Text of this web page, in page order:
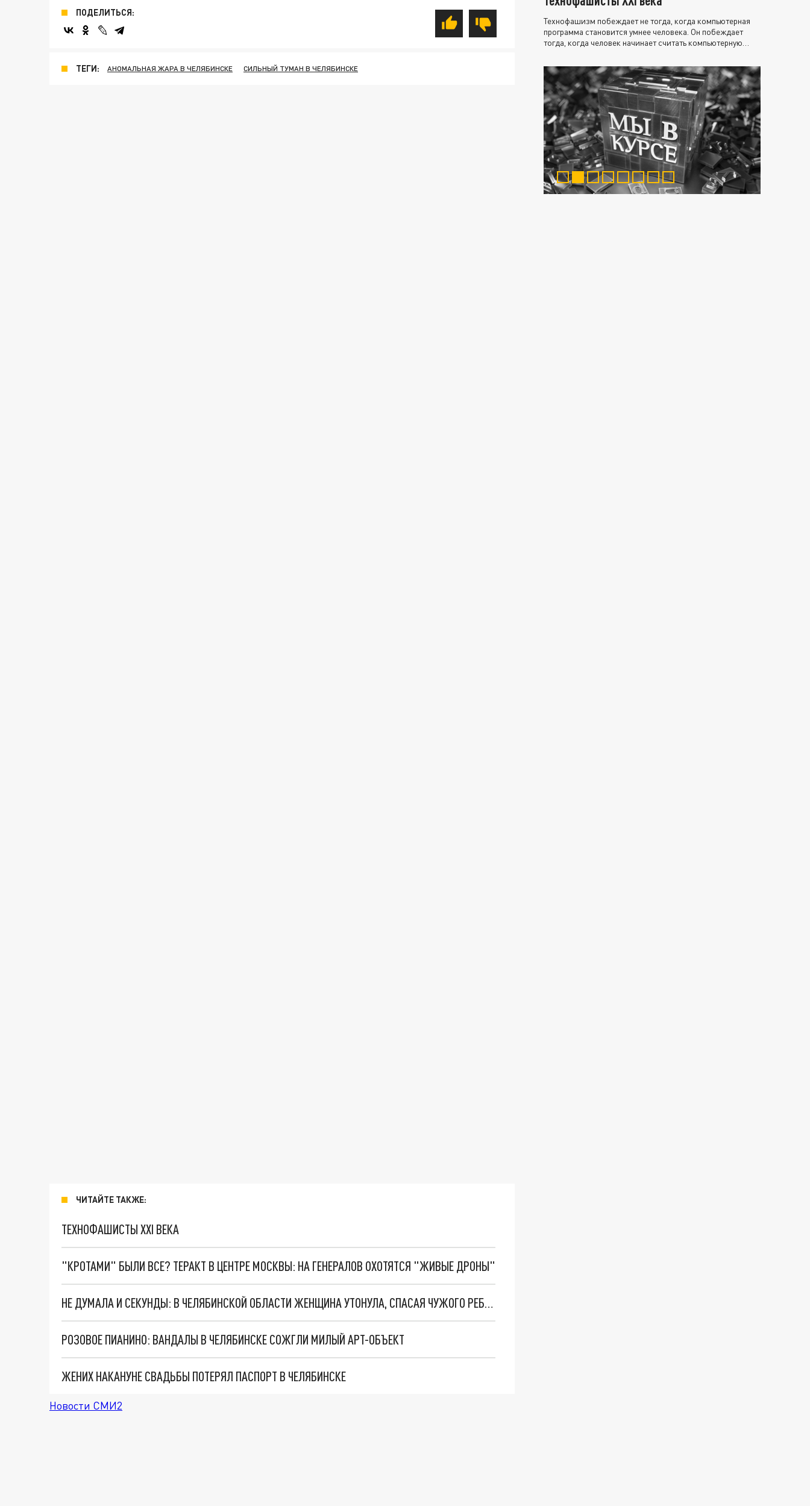
ПОДЕЛИТЬСЯ:
ТЕГИ: АНОМАЛЬНАЯ ЖАРА В ЧЕЛЯБИНСКЕ СИЛЬНЫЙ ТУМАН В ЧЕЛЯБИНСКЕ
ЧИТАЙТЕ ТАКЖЕ:
ТЕХНОФАШИСТЫ XXI ВЕКА
"КРОТАМИ" БЫЛИ ВСЕ? ТЕРАКТ В ЦЕНТРЕ МОСКВЫ: НА ГЕНЕРАЛОВ ОХОТЯТСЯ "ЖИВЫЕ ДРОНЫ"
НЕ ДУМАЛА И СЕКУНДЫ: В ЧЕЛЯБИНСКОЙ ОБЛАСТИ ЖЕНЩИНА УТОНУЛА, СПАСАЯ ЧУЖОГО РЕБЁНКА
РОЗОВОЕ ПИАНИНО: ВАНДАЛЫ В ЧЕЛЯБИНСКЕ СОЖГЛИ МИЛЫЙ АРТ-ОБЪЕКТ
ЖЕНИХ НАКАНУНЕ СВАДЬБЫ ПОТЕРЯЛ ПАСПОРТ В ЧЕЛЯБИНСКЕ
Новости СМИ2
Технофашизм побеждает не тогда, когда компьютерная
программа становится умнее человека. Он побеждает
тогда, когда человек начинает считать компьютерную